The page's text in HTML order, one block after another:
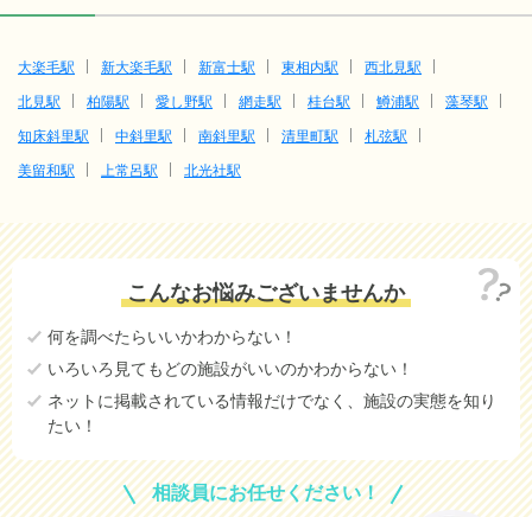
大楽毛駅 新大楽毛駅 新富士駅 東相内駅
西北見駅
北見駅
柏陽駅 愛し野駅 網走駅 桂台駅 鱒浦駅
藻琴駅
知床斜里駅
中斜里駅 南斜里駅 清里町駅
札弦駅
美留和駅
上常呂駅 北光社駅
こんなお悩みございませんか
何を調べたらいいかわからない！
いろいろ見てもどの施設がいいのかわからない！
ネットに掲載されている情報だけでなく、施設の実態を知り
たい！
相談員にお任せください！